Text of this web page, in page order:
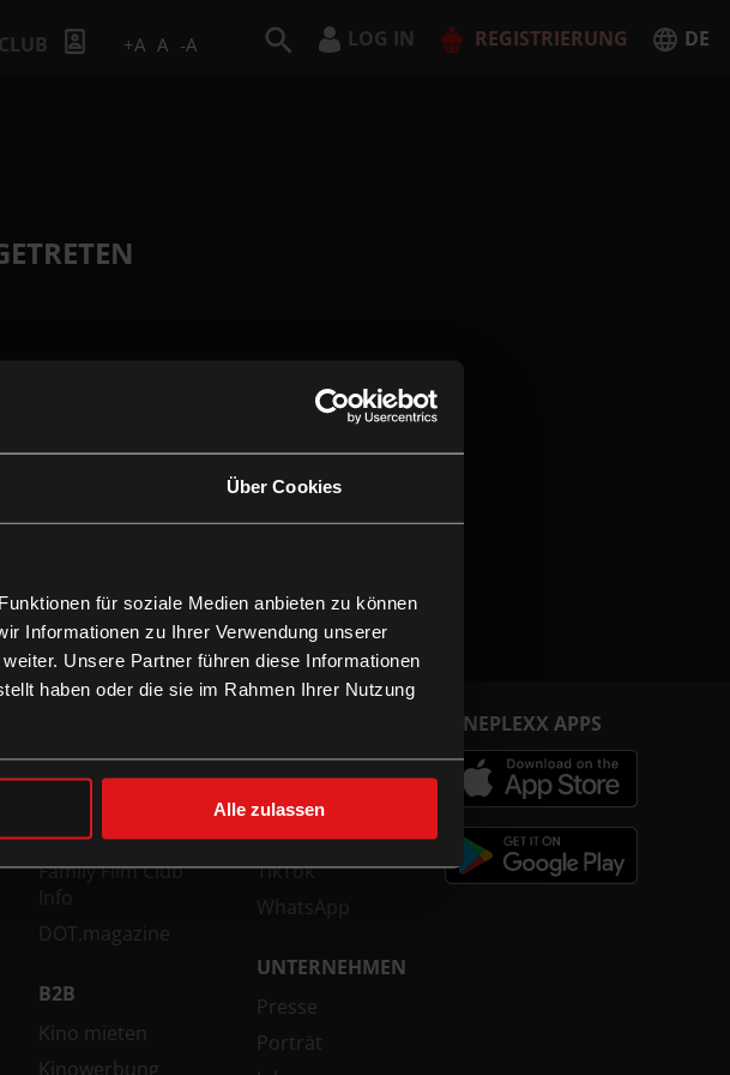
Über Cookies
für soziale Medien anbieten zu können
Informationen zu Ihrer Verwendung unserer
Unsere Partner führen diese Informationen
haben oder die sie im Rahmen Ihrer Nutzung
Alle zulassen
+A A -A LOG IN REGISTRIERUNG DE
Technologien
xXtra Card Info
Family Film Club
Info
DOT.magazine
B2B
Kino mieten
Kinowerbung
Facebook
Instagram
YouTube
TikTok
WhatsApp
UNTERNEHMEN
Presse
Porträt
CINEPLEXX APPS